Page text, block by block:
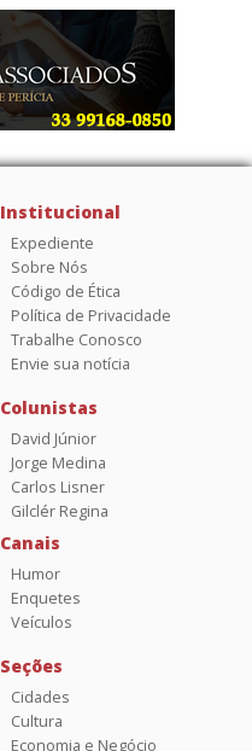
Institucional
Expediente
Sobre Nós
Código de Ética
Política de Privacidade
Trabalhe Conosco
Envie sua notícia
Colunistas
David Júnior
Jorge Medina
Carlos Lisner
Gilclér Regina
Canais
Humor
Enquetes
Veículos
Seções
Cidades
Cultura
Economia e Negócio